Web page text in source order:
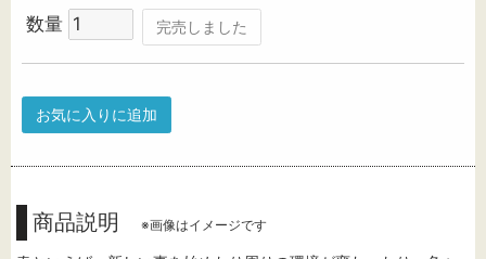
数量 完売しました
お気に入りに追加
商品説明 ※画像はイメージです